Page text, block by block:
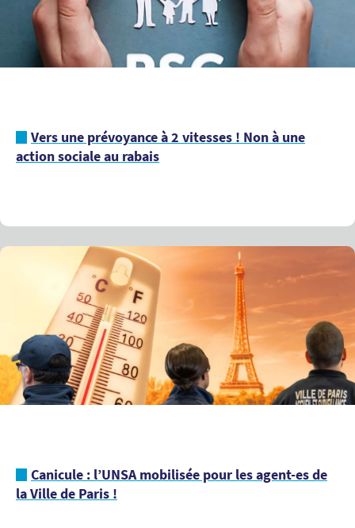
Vers une prévoyance à 2 vitesses ! Non à une
action sociale au rabais
Canicule : l’UNSA mobilisée pour les agent-es de
la Ville de Paris !